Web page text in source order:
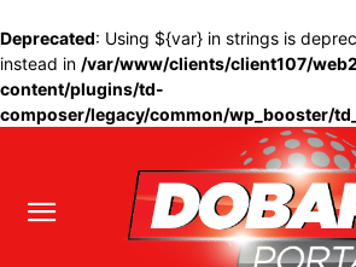
Deprecated: Using ${var} in strings is
instead in /var/www/clients/client107/
content/plugins/td-
composer/legacy/common/wp_booster/